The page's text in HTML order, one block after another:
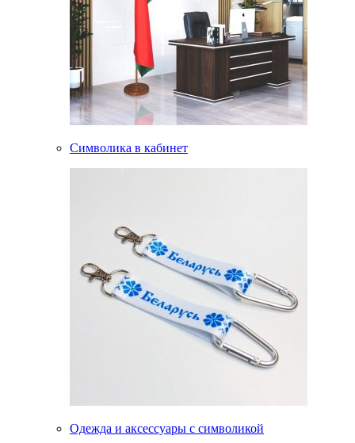
Символика в кабинет
Одежда и аксессуары с символикой